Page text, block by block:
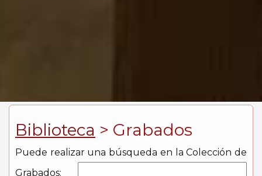
Biblioteca > Grabados
Puede realizar una búsqueda en la Colección de
Grabados: